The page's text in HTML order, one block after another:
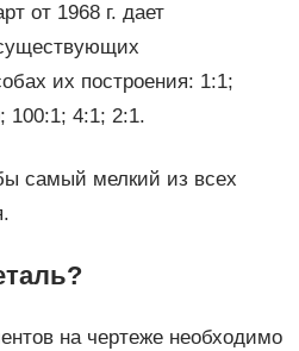
от 1968 г. дает
их построения: 1:1;
100:1; 4:1; 2:1.
самый мелкий из всех
на чертеже необходимо